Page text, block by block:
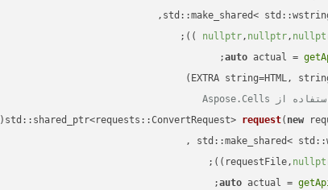
nullptr, nullptr,
))
;
auto actual =
std::shared_ptr<requests::ConvertRequest> request( new
))
;
auto actual =